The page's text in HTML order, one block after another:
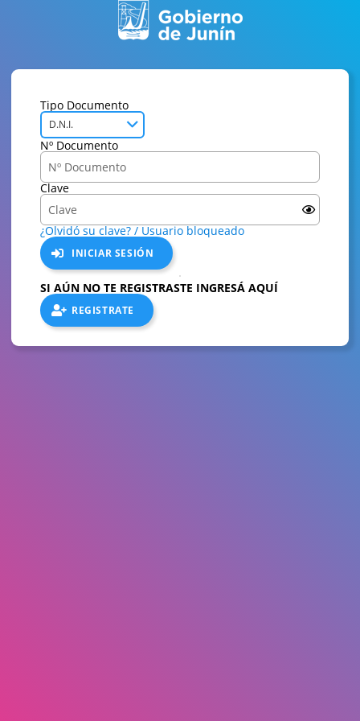
Tipo Documento
D.N.I.
Nº Documento
Clave
¿Olvidó su clave? / Usuario bloqueado
INICIAR SESIÓN
SI AÚN NO TE REGISTRASTE INGRESÁ AQUÍ
REGISTRATE